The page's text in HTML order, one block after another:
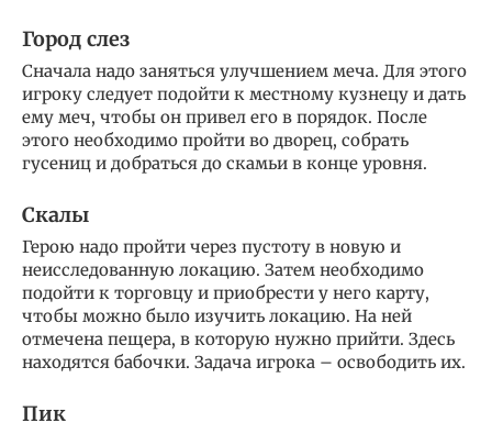
Город слез
Сначала надо заняться улучшением меча. Для этого
игроку следует подойти к местному кузнецу и дать
ему меч, чтобы он привел его в порядок. После
этого необходимо пройти во дворец, собрать
гусениц и добраться до скамьи в конце уровня.
Скалы
Герою надо пройти через пустоту в новую и
неисследованную локацию. Затем необходимо
подойти к торговцу и приобрести у него карту,
чтобы можно было изучить локацию. На ней
отмечена пещера, в которую нужно прийти. Здесь
находятся бабочки. Задача игрока – освободить их.
Пик